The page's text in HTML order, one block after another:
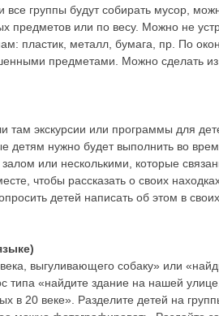
все группы будут собирать мусор,
предметов или по весу. Можно не
пластик, металл, бумага, пр. По
предметами. Можно сделать из
там экскурсии или программы для
детям нужно будет выполнить во
или несколькими, которые
чтобы рассказать о своих
детей написать об этом в своих
выгуливающего собаку» или
типа «найдите здание на нашей
в 20 веке». Разделите детей на